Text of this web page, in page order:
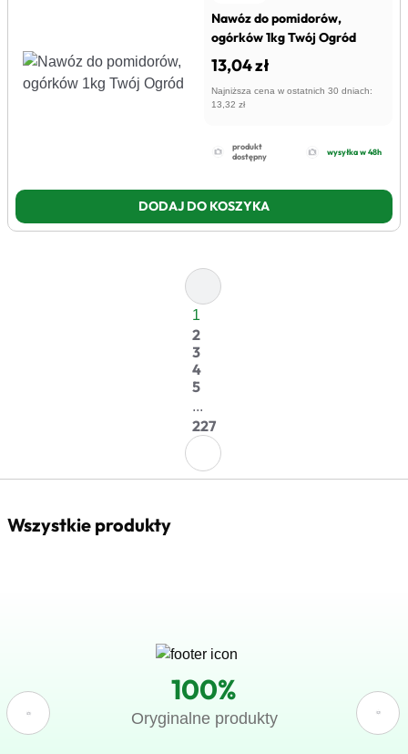
Nawóz do pomidorów,
ogórków 1kg Twój Ogród
13,04 zł
Najniższa cena w ostatnich 30 dniach:
13,32 zł
produkt
dostępny
wysyłka w 48h
DODAJ DO KOSZYKA
1
2
3
4
5
...
227
Wszystkie produkty
100%
Oryginalne produkty